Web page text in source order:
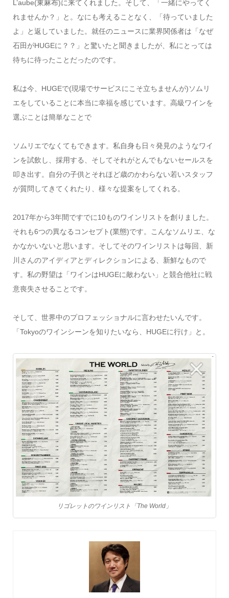
L’aube(東麻布)に来てくれました。そして、「一緒にやってく
れませんか？」と。なにも考えることなく、「待っていました
よ」と返していました。就任のニュースに業界関係者は「なぜ
石田がHUGEに？？」と驚いたと聞きましたが、私にとっては
待ちに待ったことだったのです。
私は今、 HUGEで(現場でサービスにこそ立ちませんが)ソムリ
エをしていることに本当に幸福を感じています。高級ワインを
選ぶことは簡単なことで
ソムリエでなくてもできます。私自身も日々発見のようなワイ
ンを試飲し、採用する、そしてそれがとんでもないセールスを
叩き出す。自分の子供とそれほど歳のかわらない若いスタッフ
が質問してきてくれたり、様々な提案をしてくれる。
2017年から3年間ですでに10ものワインリストを創りました。
それも6つの異なるコンセプト (業態)です。こんなソムリエ、な
かなかいないと思います。そしてそのワインリストは毎回、新
川さんのアイディアとディレクションによる、新鮮なもので
す。私の野望は「ワインはHUGEに敵わない」と競合他社に戦
意喪失させることです。
そして、世界中のプロフェッショナルに言わせたいんです。
「 Tokyoのワインシーンを知りたいなら、 HUGEに行け」と。
リゴレットのワインリスト「The World」